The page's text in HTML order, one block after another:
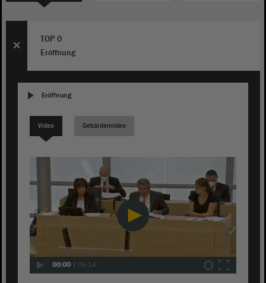
TOP 0
Eröffnung
Eröffnung
Video Gebärdenvideo
00:00 05:14